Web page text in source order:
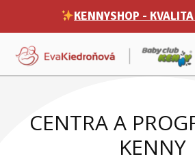
KENNYSHOP -
CENTRA A
KENNY